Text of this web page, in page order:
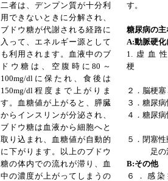
二者は、デンプン質が十分利
用できないときに分解され、
ブドウ糖が代謝される経路に
入って、エネルギー源として
も利用されます。血液中のブ
ドウ糖は、空腹時に80～
100mg/dlに保たれ、食後は
150mg/dl程度まで上がりま
す。血糖値が上がると、膵臓
からインスリンが分泌され、
ブドウ糖は血液から細胞へと
取り込まれ、血糖値が自動的
に下がります。以上のブドウ
糖の体内での流れが滞り、血
中の濃度が上がってしまうの
す。
糖尿病の
A:動脈硬
1.虚血
２．脳梗
３．糖尿
４．糖尿
５．閉
足の潰
B:その他
６．感